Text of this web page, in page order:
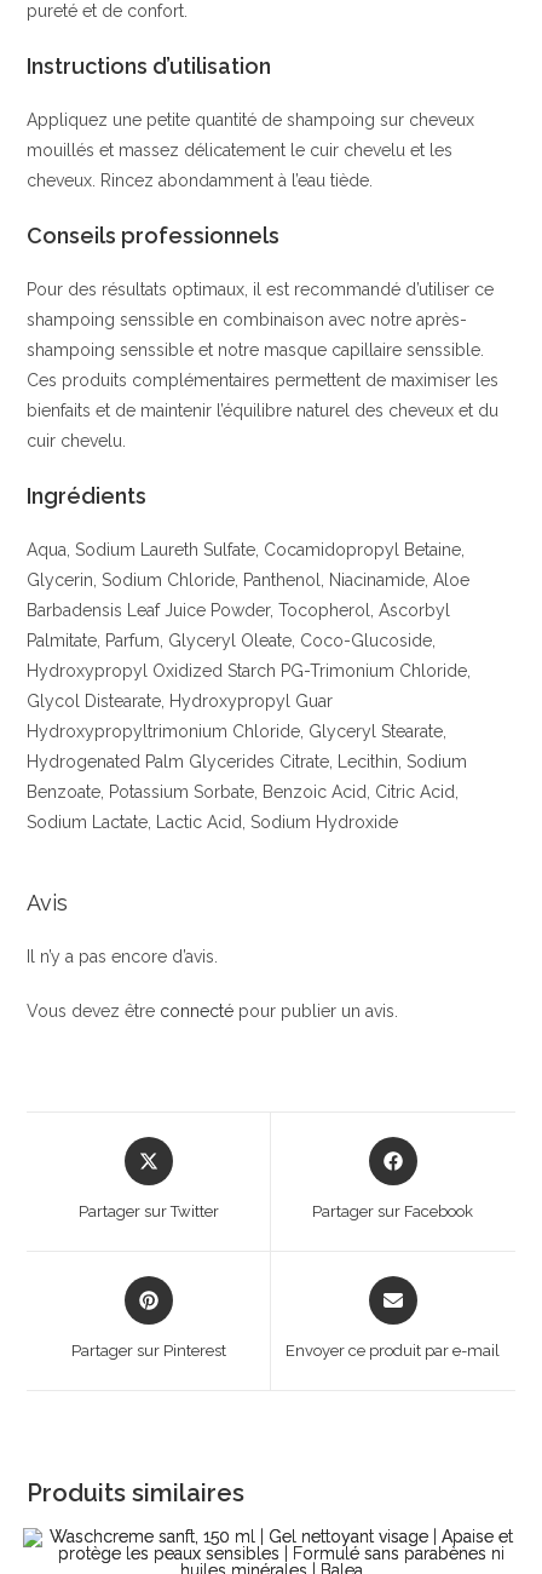
pureté et de confort.
Instructions d’utilisation
Appliquez une petite quantité de shampoing sur cheveux
mouillés et massez délicatement le cuir chevelu et les
cheveux. Rincez abondamment à l’eau tiède.
Conseils professionnels
Pour des résultats optimaux, il est recommandé d’utiliser ce
shampoing senssible en combinaison avec notre après-
shampoing senssible et notre masque capillaire senssible.
Ces produits complémentaires permettent de maximiser les
bienfaits et de maintenir l’équilibre naturel des cheveux et du
cuir chevelu.
Ingrédients
Aqua, Sodium Laureth Sulfate, Cocamidopropyl Betaine,
Glycerin, Sodium Chloride, Panthenol, Niacinamide, Aloe
Barbadensis Leaf Juice Powder, Tocopherol, Ascorbyl
Palmitate, Parfum, Glyceryl Oleate, Coco-Glucoside,
Hydroxypropyl Oxidized Starch PG-Trimonium Chloride,
Glycol Distearate, Hydroxypropyl Guar
Hydroxypropyltrimonium Chloride, Glyceryl Stearate,
Hydrogenated Palm Glycerides Citrate, Lecithin, Sodium
Benzoate, Potassium Sorbate, Benzoic Acid, Citric Acid,
Sodium Lactate, Lactic Acid, Sodium Hydroxide
Avis
Il n’y a pas encore d’avis.
Vous devez être connecté pour publier un avis.
Opens
in
new
Partager sur Twitter
Opens
in
Partager sur Facebook
Opens
in
Partager sur Pinterest
Opens
in
new
Envoyer ce produit par e-mail
Produits similaires